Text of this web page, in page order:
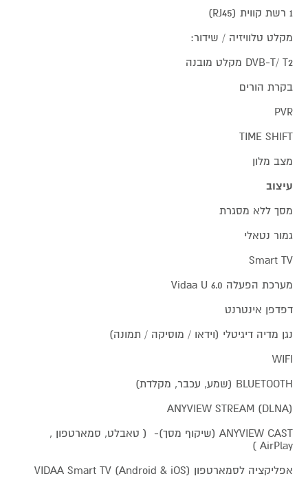
1 רשת קווית (RJ45)
מקלט טלוויזיה / שידור:
DVB-T/ T2 מקלט מובנה
בקרת הורים
PVR
TIME SHIFT
מצב מלון
עיצוב
מסך ללא מסגרת
גמור נטאלי
Smart TV
מערכת הפעלה Vidaa U 6.0
דפדפן אינטרנט
נגן מדיה דיגיטלי (וידאו / מוסיקה / תמונה)
WIFI
BLUETOOTH (שמע, עכבר, מקלדת)
ANYVIEW STREAM (DLNA)
ANYVIEW CAST (שיקוף מסך)- ( טאבלט, סמארטפון ,
AirPlay )
אפליקציה לסמארטפון VIDAA Smart TV (Android & iOS)